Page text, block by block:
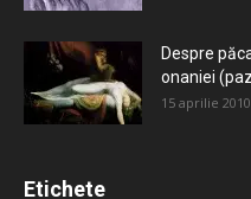
Despre
onaniei
15 aprilie 2010
Etichete